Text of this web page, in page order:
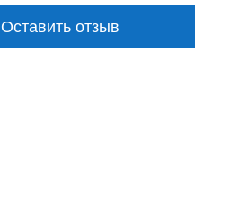
Оставить отзыв